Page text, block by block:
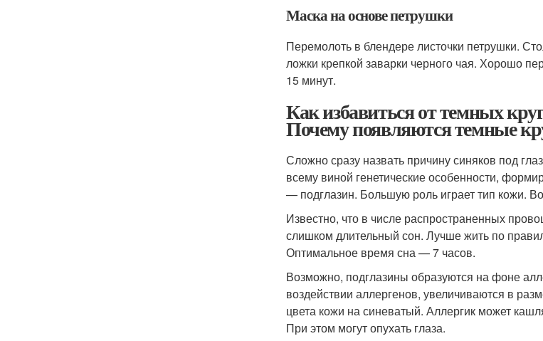
Маска на основе петрушки
Перемолоть в блендере листочки петрушки.
ложки крепкой заварки черного чая. Хорошо
15 минут.
Как избавиться от темных
Почему появляются темные
Сложно сразу назвать причину синяков под
всему виной генетические особенности,
— подглазин. Большую роль играет тип кожи.
Известно, что в числе распространенных
слишком длительный сон. Лучше жить по
Оптимальное время сна — 7 часов.
Возможно, подглазины образуются на фоне
воздействии аллергенов, увеличиваются в
цвета кожи на синеватый. Аллергик может
При этом могут опухать глаза.